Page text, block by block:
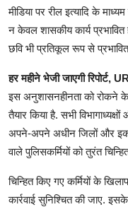
मीडिया पर रील इत्यादि के
न केवल शासकीय कार्य प्रभावित
छवि भी प्रतिकूल रूप से प्रभावित
हर महीने भेजी जाएगी रिपोर्ट,
इस अनुशासनहीनता को रोकने
तैयार किया है. सभी
अपने-अपने अधीन जिलों और
वाले पुलिसकर्मियों को तुरंत
चिन्हित किए गए कर्मियों के
कार्रवाई सुनिश्चित की जाए. इसके